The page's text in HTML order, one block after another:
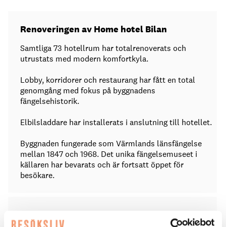
Renoveringen av Home hotel Bilan
Samtliga 73 hotellrum har totalrenoverats och
utrustats med modern komfortkyla.
Lobby, korridorer och restaurang har fått en total
genomgång med fokus på byggnadens
fängelsehistorik.
Elbilsladdare har installerats i anslutning till hotellet.
Byggnaden fungerade som Värmlands länsfängelse
mellan 1847 och 1968. Det unika fängelsemuseet i
källaren har bevarats och är fortsatt öppet för
besökare.
Taggar